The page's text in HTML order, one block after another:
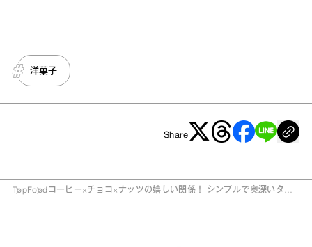
洋菓子
Share
TopFood コーヒー×チョコ×ナッツの嬉しい関係！ シンプルで奥深いタル